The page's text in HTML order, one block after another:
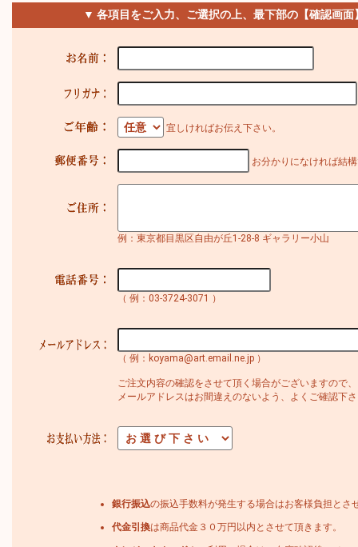
▼ 各項目をご入力、ご選択の上、最下部の【確認画
宜しければお伝え下さい。
お分かりになければ結
例：東京都目黒区自由が丘1-28-8 ギャラリー小山
（ 例：03-3724-3071 ）
（ 例：koyama@art.email.ne.jp ）
ご注文内容の確認をさせて頂く場合がございますので、
メールアドレスはお間違えのないよう、よくご確認下
銀行振込の振込手数料が発生する場合はお客様負担とさ
代金引換は商品代金３０万円以内とさせて頂きます。